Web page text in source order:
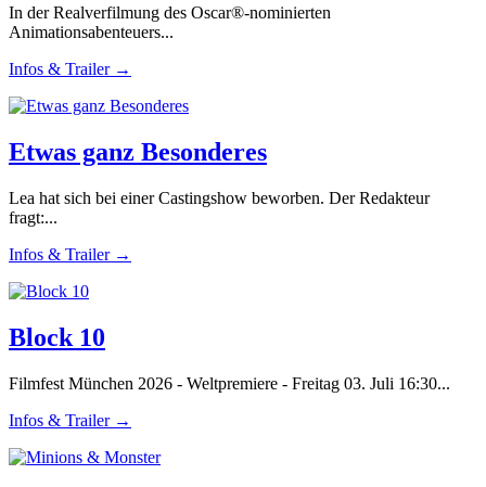
In der Realverfilmung des Oscar®-nominierten
Animationsabenteuers...
Infos & Trailer →
Etwas ganz Besonderes
Lea hat sich bei einer Castingshow beworben. Der Redakteur
fragt:...
Infos & Trailer →
Block 10
Filmfest München 2026 - Weltpremiere - Freitag 03. Juli 16:30...
Infos & Trailer →